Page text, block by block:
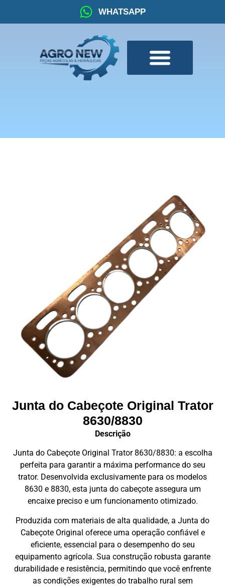
WHATSAPP
Junta do Cabeçote Original Trator
8630/8830
Descrição
Junta do Cabeçote Original Trator 8630/8830: a escolha
perfeita para garantir a máxima performance do seu
trator. Desenvolvida exclusivamente para os modelos
8630 e 8830, esta junta do cabeçote assegura um
encaixe preciso e um funcionamento otimizado.
Produzida com materiais de alta qualidade, a Junta do
Cabeçote Original oferece uma operação confiável e
eficiente, essencial para o desempenho do seu
equipamento agrícola. Sua construção robusta garante
durabilidade e resistência, permitindo que você enfrente
as condições exigentes do trabalho rural sem